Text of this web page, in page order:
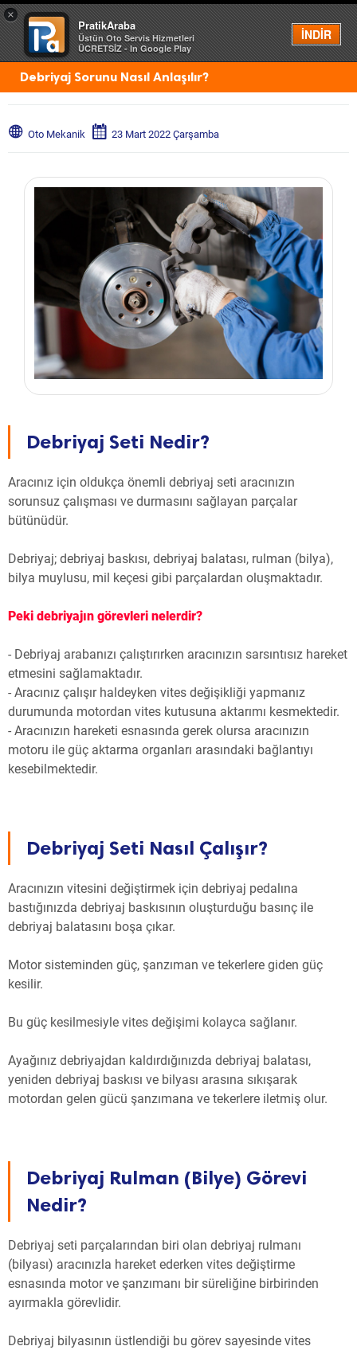
×
PratikAraba
Üstün Oto Servis Hizmetleri
ÜCRETSİZ - In Google Play
İNDİR
Menü
Debriyaj Sorunu Nasıl Anlaşılır?
Oto Mekanik 23 Mart 2022 Çarşamba
Debriyaj Seti Nedir?
Aracınız için oldukça önemli debriyaj seti aracınızın
sorunsuz çalışması ve durmasını sağlayan parçalar
bütünüdür.
Debriyaj; debriyaj baskısı, debriyaj balatası, rulman (bilya),
bilya muylusu, mil keçesi gibi parçalardan oluşmaktadır.
Peki debriyajın görevleri nelerdir?
- Debriyaj arabanızı çalıştırırken aracınızın sarsıntısız hareket
etmesini sağlamaktadır.
- Aracınız çalışır haldeyken vites değişikliği yapmanız
durumunda motordan vites kutusuna aktarımı kesmektedir.
- Aracınızın hareketi esnasında gerek olursa aracınızın
motoru ile güç aktarma organları arasındaki bağlantıyı
kesebilmektedir.
Debriyaj Seti Nasıl Çalışır?
Aracınızın vitesini değiştirmek için debriyaj pedalına
bastığınızda debriyaj baskısının oluşturduğu basınç ile
debriyaj balatasını boşa çıkar.
Motor sisteminden güç, şanzıman ve tekerlere giden güç
kesilir.
Bu güç kesilmesiyle vites değişimi kolayca sağlanır.
Ayağınız debriyajdan kaldırdığınızda debriyaj balatası,
yeniden debriyaj baskısı ve bilyası arasına sıkışarak
motordan gelen gücü şanzımana ve tekerlere iletmiş olur.
Debriyaj Rulman (Bilye) Görevi
Nedir?
Debriyaj seti parçalarından biri olan debriyaj rulmanı
(bilyası) aracınızla hareket ederken vites değiştirme
esnasında motor ve şanzımanı bir süreliğine birbirinden
ayırmakla görevlidir.
Debriyaj bilyasının üstlendiği bu görev sayesinde vites